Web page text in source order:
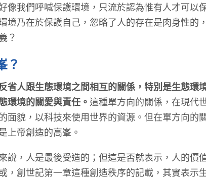
像我們呼喊保護環境，只流於認為惟有人才可以
境乃在於保護自己，忽略了人的存在是肉身性的
？
？
省人跟生態環境之間相互的關係，特別是生態環
環境的關愛與責任。 這種單方向的關係，在現代
面貌，以科技來使用世界的資源。但在單方向的
上帝創造的高峯。
，人是最後受造的；但這是否就表示，人的價
，創世記第一章這種創造秩序的記載，其實表示